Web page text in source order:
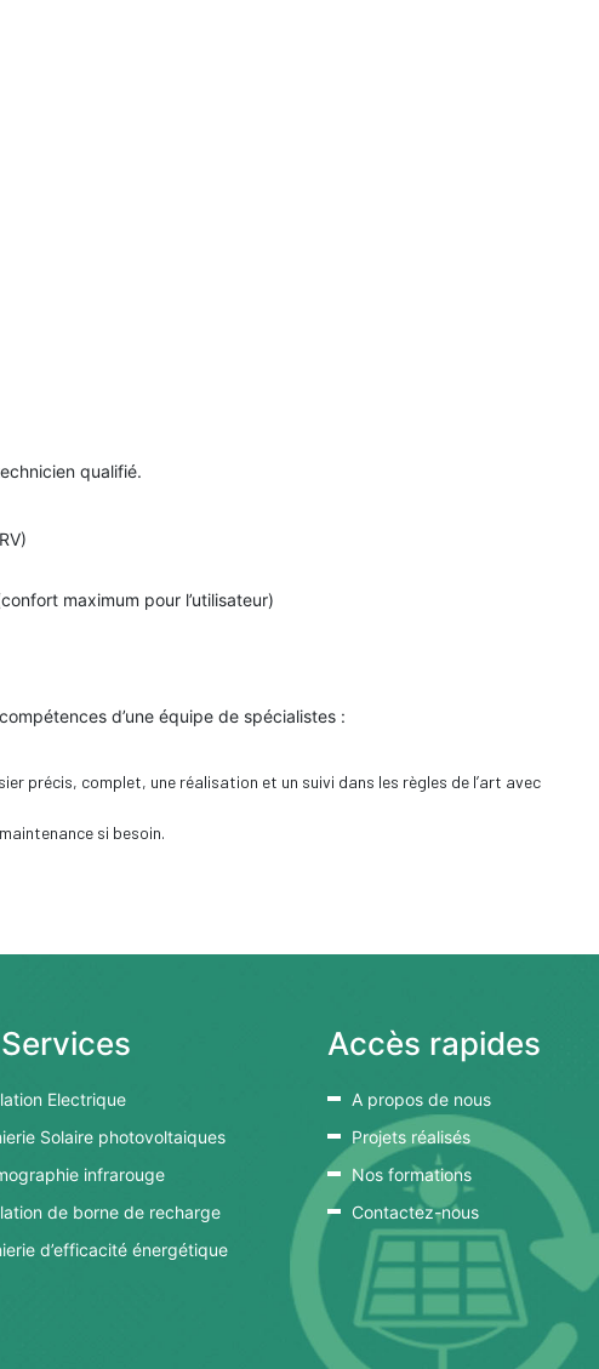
qualifié.
maximum pour l’utilisateur)
d’une équipe de spécialistes :
précis, complet, une réalisation et un suivi dans les règles de l’art avec
si besoin.
Electrique
Solaire photovoltaiques
infrarouge
de borne de recharge
d’efficacité énergétique
Accès rapides
A propos de nous
Projets réalisés
Nos formations
Contactez-nous